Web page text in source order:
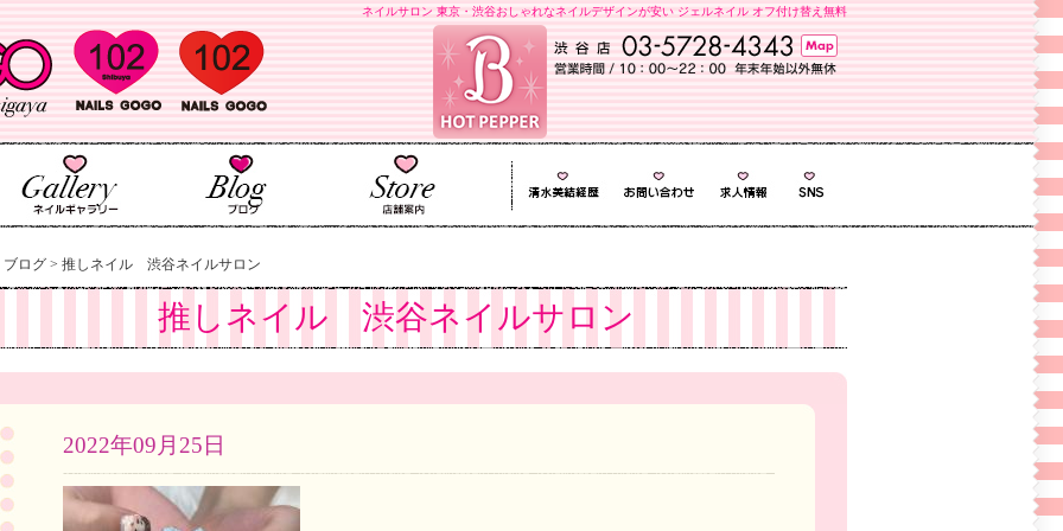
ネイルサロン 東京・渋谷おしゃれなネイルデザインが安い ジェルネイル オフ付け替え無料
ブログ > 推しネイル 渋谷ネイルサロン
推しネイル 渋谷ネイルサロン
2022年09月25日